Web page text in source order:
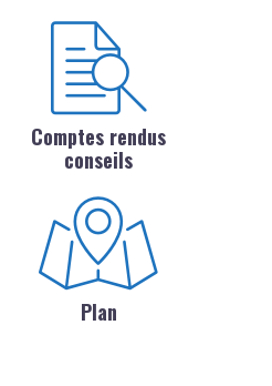
Comptes rendus
conseils
Plan